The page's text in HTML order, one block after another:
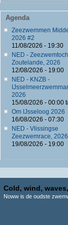
Agenda
Zeezwemmen
2026 #2
11/08/2026 - 19:30
NED -
Zoutelande, 2026
12/08/2026 - 19:00
NED - KNZB -
2026
15/08/2026 - 00:00
Om IJsseloog 2026
16/08/2026 - 07:30
NED - Vlissingse
Zeezwemrace, 2026
19/08/2026 - 19:00
Cold, wind,
Noww is de oudste